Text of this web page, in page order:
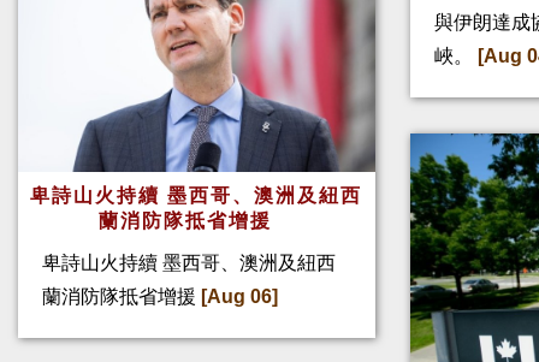
卑詩山火持續 墨西哥、澳洲及紐西
蘭消防隊抵省增援
卑詩山火持續 墨西哥、澳洲及紐西
蘭消防隊抵省增援 [Aug 06]
與伊朗達成
峽。
[Aug